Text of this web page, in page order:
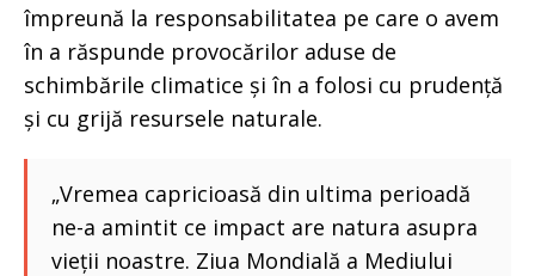
împreună la responsabilitatea pe care o avem
în a răspunde provocărilor aduse de
schimbările climatice și în a folosi cu prudență
și cu grijă resursele naturale.
„Vremea capricioasă din ultima perioadă
ne-a amintit ce impact are natura asupra
vieții noastre. Ziua Mondială a Mediului